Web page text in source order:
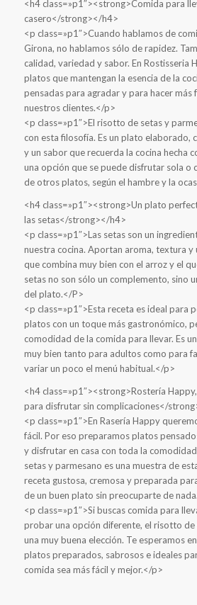
<h4 class=»p1″><strong>Comida para
casero</strong></h4>
<p class=»p1″>Cuando hablamos de
Girona, no hablamos sólo de rapidez.
calidad, variedad y sabor. En Rostisseria
platos que mantengan la esencia de la
pensadas para agradar y para hacer más
nuestros clientes.</p>
<p class=»p1″>El risotto de setas y
con esta filosofía. Es un plato elaborado,
y un sabor que recuerda la cocina hecha
una opción que se puede disfrutar sola o
de otros platos, según el hambre y la
<h4 class=»p1″><strong>Un plato
las setas</strong></h4>
<p class=»p1″>Las setas son un
nuestra cocina. Aportan aroma, textura y
que combina muy bien con el arroz y el
setas no son sólo un complemento, sino
del plato.</P>
<p class=»p1″>Esta receta es ideal para
platos con un toque más gastronómico,
comodidad de la comida para llevar. Es
muy bien tanto para adultos como para
variar un poco el menú habitual.</p>
<h4 class=»p1″><strong>Rostería
para disfrutar sin complicaciones</
<p class=»p1″>En Rasería Happy
fácil. Por eso preparamos platos
y disfrutar en casa con toda la
setas y parmesano es una muestra de
receta gustosa, cremosa y preparada
de un buen plato sin preocuparte de
<p class=»p1″>Si buscas comida para
probar una opción diferente, el risotto de
una muy buena elección. Te esperamos
platos preparados, sabrosos e ideales
comida sea más fácil y mejor.</p>